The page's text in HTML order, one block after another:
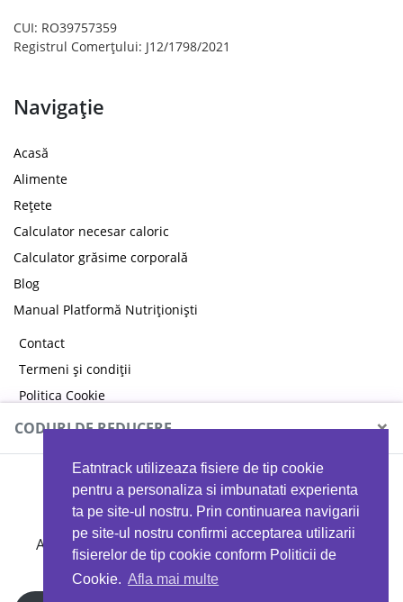
Eatntrack utilizeaza fisiere de tip cookie
pentru a personaliza si imbunatati experienta
ta pe site-ul nostru. Prin continuarea navigarii
pe site-ul nostru confirmi acceptarea utilizarii
fisierelor de tip cookie conform Politicii de
Cookie. Afla mai multe
CUI: RO39757359
Registrul Comerțului: J12/1798/2021
Navigație
Acasă
Alimente
Rețete
Calculator necesar caloric
Calculator grăsime corporală
Blog
Manual Platformă Nutriționiști
Contact
Termeni și condiții
Politica Cookie
Politica de confidențialitate
CODURI DE REDUCERE ×
MYPROTEIN
Ai 40%reducere la orice comandă folosind codul
EATTRACK